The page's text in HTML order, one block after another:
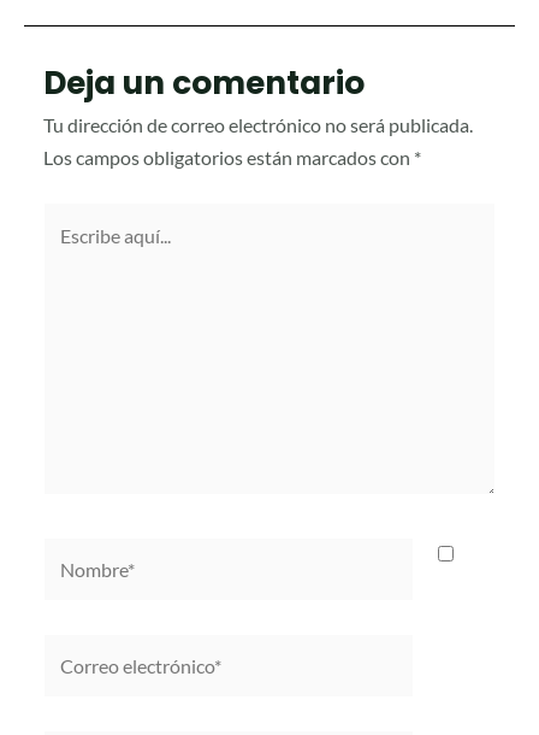
Deja un comentario
Tu dirección de correo electrónico no será publicada.
Los campos obligatorios están marcados con *
aquí...
electrónico*